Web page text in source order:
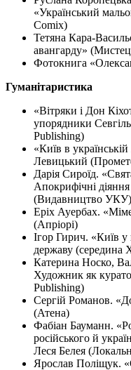
«Український
Comix)
Тетяна Кара-
авангарду»
Фотокнига
Гуманітаристика
«Вітряки і Дон
упорядники
Publishing)
«Київ в
Левицький
Дарія Сироїд.
Апокрифічні діяння
(Видавництво УКУ)
Еріх Ауербах.
(Апріорі)
Ігор Гирич. «Київ у
державу (середина
Катерина Носко,
Художник як
Publishing)
Сергій Романов.
(Атена)
Фабіан Бауманн.
російського й
Леся Белея
Ярослав Поліщук.